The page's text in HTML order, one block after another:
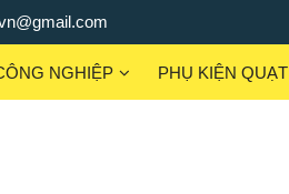
NGHIỆP PHỤ KIỆN QUẠT